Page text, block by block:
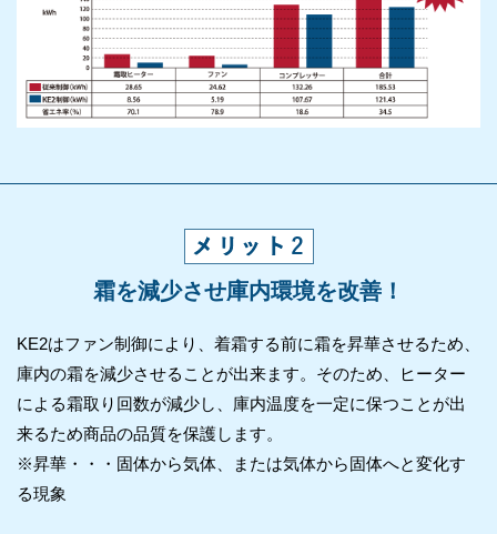
霜を減少させ庫内環境を改善！
KE2はファン制御により、着霜する前に霜を昇華させるため、
庫内の霜を減少させることが出来ます。そのため、ヒーター
による霜取り回数が減少し、庫内温度を一定に保つことが出
来るため商品の品質を保護します。
※昇華・・・固体から気体、または気体から固体へと変化す
る現象